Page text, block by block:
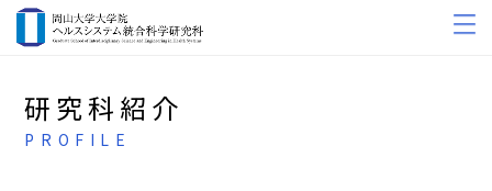
研究科紹介
PROFILE